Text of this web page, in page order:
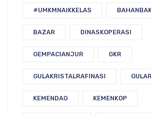
#UMKMNAIKKELAS
BAZAR DINASKOPERASI
GEMPACIANJUR GKR
GULAKRISTALRAFINASI
KEMENDAG KEMENKOP